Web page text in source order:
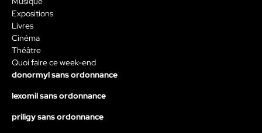
Expositions
Livres
Cinéma
Théâtre
Quoi faire ce week-end
donormyl sans ordonnance
lexomil sans ordonnance
priligy sans ordonnance